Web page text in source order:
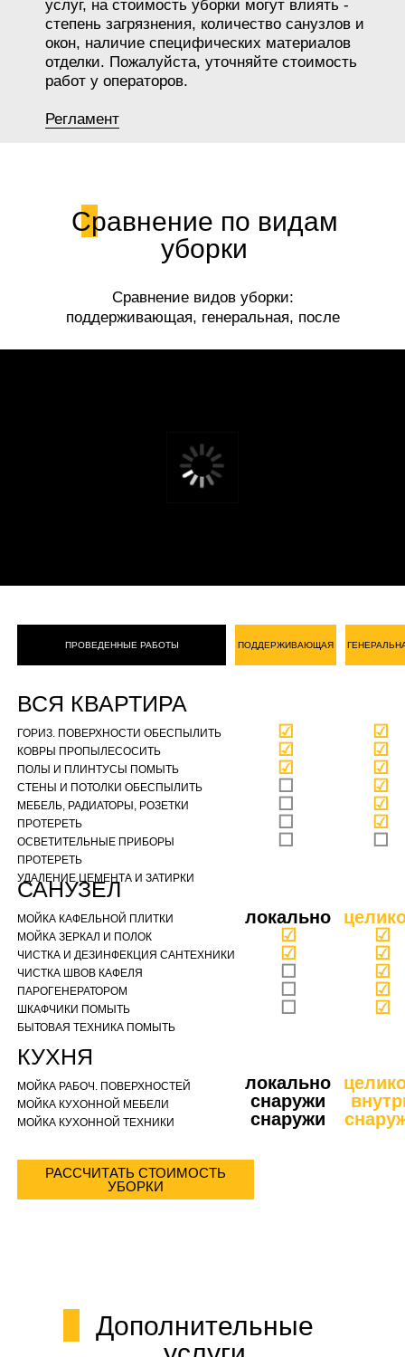
услуг, на стоимость уборки могут влиять -
степень загрязнения, количество санузлов и
окон, наличие специфических материалов
отделки. Пожалуйста, уточняйте стоимость
работ у операторов.
Регламент
Сравнение по видам
уборки
Сравнение видов уборки:
поддерживающая, генеральная, после
ГОРИЗ. ПОВЕРХНОСТИ ОБЕСПЫЛИТЬ
КОВРЫ ПРОПЫЛЕСОСИТЬ
ПОЛЫ И ПЛИНТУСЫ ПОМЫТЬ
СТЕНЫ И ПОТОЛКИ ОБЕСПЫЛИТЬ
МЕБЕЛЬ, РАДИАТОРЫ, РОЗЕТКИ
ПРОТЕРЕТЬ
ОСВЕТИТЕЛЬНЫЕ ПРИБОРЫ
ПРОТЕРЕТЬ
УДАЛЕНИЕ ЦЕМЕНТА И ЗАТИРКИ
ВСЯ КВАРТИРА
☑
☑
☑
☐
☐
☐
☐
МОЙКА КАФЕЛЬНОЙ ПЛИТКИ
МОЙКА ЗЕРКАЛ И ПОЛОК
ЧИСТКА И ДЕЗИНФЕКЦИЯ САНТЕХНИКИ
ЧИСТКА ШВОВ КАФЕЛЯ
ПАРОГЕНЕРАТОРОМ
ШКАФЧИКИ ПОМЫТЬ
БЫТОВАЯ ТЕХНИКА ПОМЫТЬ
САНУЗЕЛ
локально
☑
☑
☐
☐
☐
МОЙКА РАБОЧ. ПОВЕРХНОСТЕЙ
МОЙКА КУХОННОЙ МЕБЕЛИ
МОЙКА КУХОННОЙ ТЕХНИКИ
КУХНЯ
локально
снаружи
снаружи
ПРОВЕДЕННЫЕ РАБОТЫ ПОДДЕРЖИВАЮЩАЯ
☑
☑
☑
☑
☑
☑
☐
☑
☑
☑
☑
☑
РАССЧИТАТЬ СТОИМОСТЬ
УБОРКИ
Дополнительные